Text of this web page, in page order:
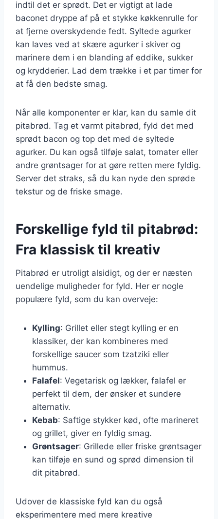
indtil det er sprødt. Det er vigtigt at lade
baconet dryppe af på et stykke køkkenrulle for
at fjerne overskydende fedt. Syltede agurker
kan laves ved at skære agurker i skiver og
marinere dem i en blanding af eddike, sukker
og krydderier. Lad dem trække i et par timer for
at få den bedste smag.
Når alle komponenter er klar, kan du samle dit
pitabrød. Tag et varmt pitabrød, fyld det med
sprødt bacon og top det med de syltede
agurker. Du kan også tilføje salat, tomater eller
andre grøntsager for at gøre retten mere fyldig.
Server det straks, så du kan nyde den sprøde
tekstur og de friske smage.
Forskellige fyld til pitabrød:
Fra klassisk til kreativ
Pitabrød er utroligt alsidigt, og der er næsten
uendelige muligheder for fyld. Her er nogle
populære fyld, som du kan overveje:
Kylling: Grillet eller stegt kylling er en
klassiker, der kan kombineres med
forskellige saucer som tzatziki eller
hummus.
Falafel: Vegetarisk og lækker, falafel er
perfekt til dem, der ønsker et sundere
alternativ.
Kebab: Saftige stykker kød, ofte marineret
og grillet, giver en fyldig smag.
Grøntsager: Grillede eller friske grøntsager
kan tilføje en sund og sprød dimension til
dit pitabrød.
Udover de klassiske fyld kan du også
eksperimentere med mere kreative